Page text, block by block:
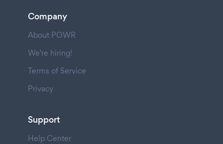
Company
About POWR
We're hiring!
Terms of Service
Privacy
Support
Help Center